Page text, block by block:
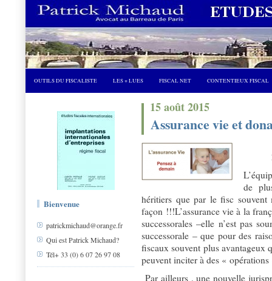
OUTILS DU FISCALISTE LES + LUES FISCAL NET CONTENTIEUX FISCAL
Bienvenue
patrickmichaud@orange.fr
Qui est Patrick Michaud?
Tél+ 33 (0) 6 07 26 97 08
15 août 2015
Assurance vie et
de
héritiers que par le fisc souvent
façon !!!L’assurance vie à la
successorales –elle n’est pas
successorale – que pour des
fiscaux souvent plus avantageux
peuvent inciter à des «
Par ailleurs , une nouvelle